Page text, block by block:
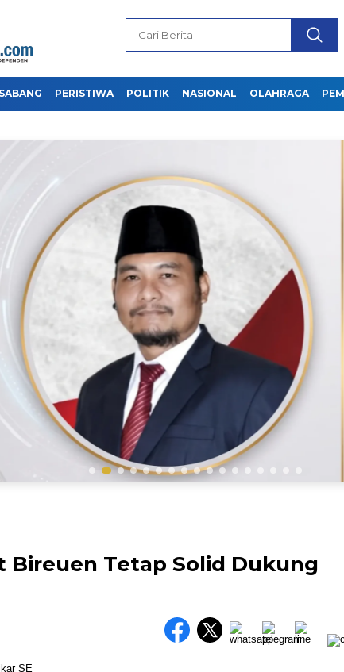
SABANG PERISTIWA POLITIK NASIONAL OLAHRAGA
Bireuen Tetap Solid Dukung